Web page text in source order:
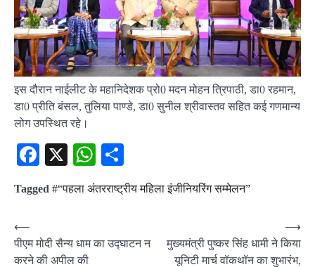
इस दौरान नाईलीट के महानिदेशक प्रो0 मदन मोहन त्रिपाठी, डा0 रहमान,
डा0 प्रीति बंसल, तुलिया पाण्डे, डा0 सुनील श्रीवास्तव सहित कई गणमान्य
लोग उपस्थित रहे।
Facebook
X WhatsApp
Tagged #“पहला अंतरराष्ट्रीय महिला इंजीनियरिंग सम्मेलन”
Post
navigation
⟵
पीएम मोदी सैन्य धाम का उद्घाटन न
करने की अपील की
मुख्यमंत्री पुष्कर सिंह धामी ने किया
यूनिटी मार्च वॉकथॉन का शुभारंभ,
⟶